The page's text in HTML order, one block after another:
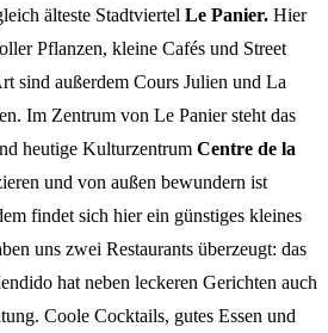
älteste Stadtviertel Le Panier. Hier
Pflanzen, kleine Cafés und Street
sind außerdem Cours Julien und La
Im Zentrum von Le Panier steht das
heutige Kulturzentrum Centre de la
und von außen bewundern ist
findet sich hier ein günstiges kleines
uns zwei Restaurants überzeugt: das
hat neben leckeren Gerichten auch
Coole Cocktails, gutes Essen und